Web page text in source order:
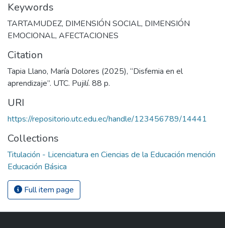
Keywords
TARTAMUDEZ, DIMENSIÓN SOCIAL, DIMENSIÓN
EMOCIONAL, AFECTACIONES
Citation
Tapia Llano, María Dolores (2025), “Disfemia en el
aprendizaje”. UTC. Pujilí. 88 p.
URI
https://repositorio.utc.edu.ec/handle/123456789/14441
Collections
Titulación - Licenciatura en Ciencias de la Educación mención
Educación Básica
Full item page